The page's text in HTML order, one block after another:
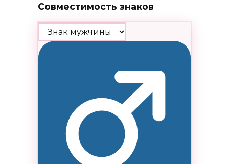
Совместимость знаков